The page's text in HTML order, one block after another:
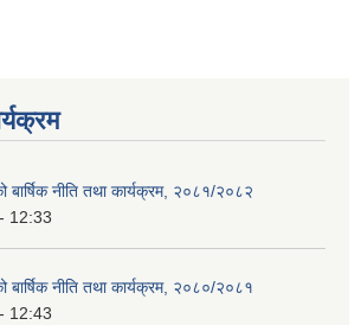
बार्षिक नीति तथा कार्यक्रम, २०८१/२०८२
12:33
बार्षिक नीति तथा कार्यक्रम, २०८०/२०८१
12:43